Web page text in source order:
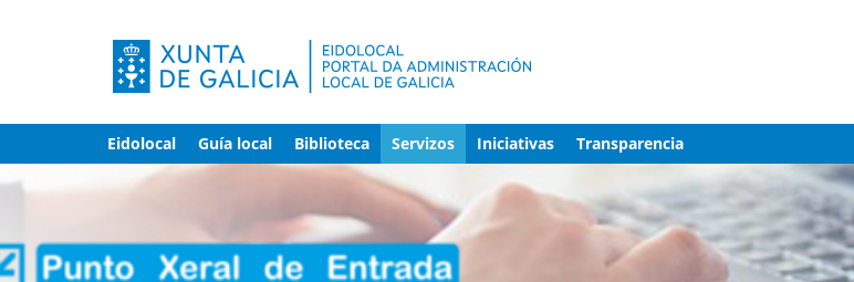
Eidolocal Guía local Biblioteca Servizos Iniciativas Transparencia